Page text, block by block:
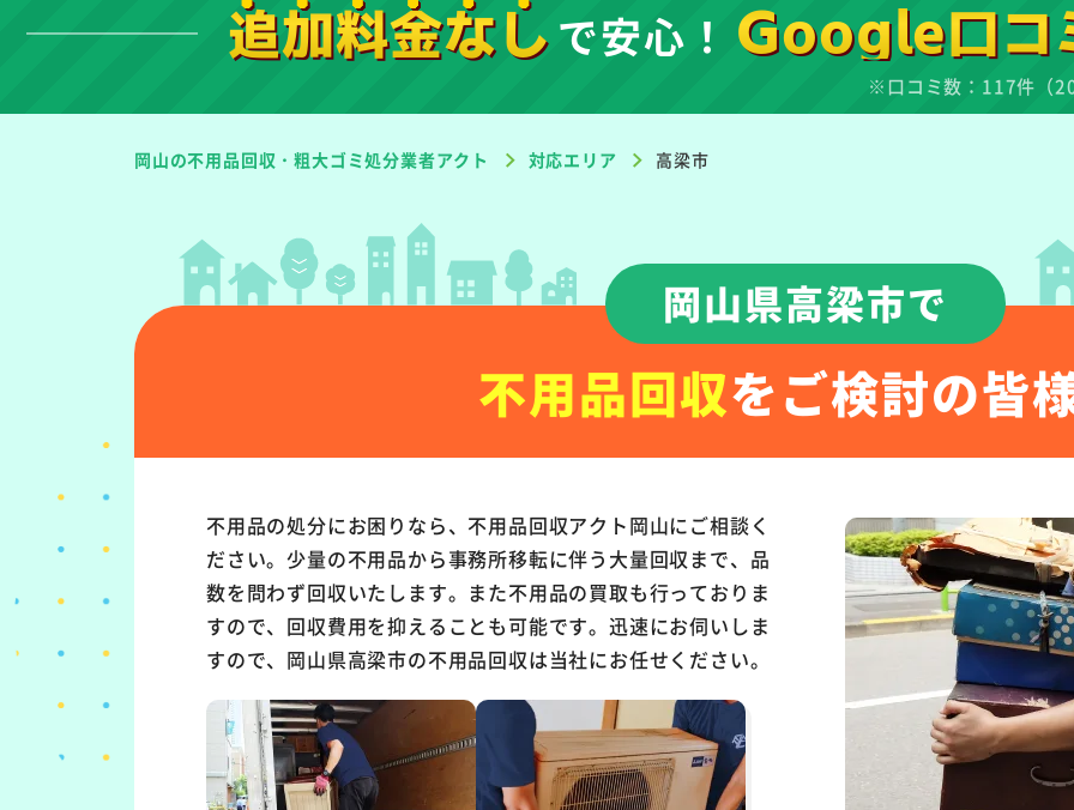
追加料金なし で安心！ Google口
※口コミ数：117件（
岡山の不用品回収・粗大ゴミ処分業者アクト 対応エリア 高梁市
岡山県高梁市で
不用品回収をご検討の皆
不用品の処分にお困りなら、不用品回収アクト岡山にご相談く
ださい。少量の不用品から事務所移転に伴う大量回収まで、品
数を問わず回収いたします。また不用品の買取も行っておりま
すので、回収費用を抑えることも可能です。迅速にお伺いしま
すので、岡山県高梁市の不用品回収は当社にお任せください。